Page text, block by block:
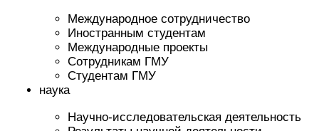
Международное сотрудничество
Иностранным студентам
Международные проекты
Сотрудникам ГМУ
Студентам ГМУ
наука
Научно-исследовательская деятельность